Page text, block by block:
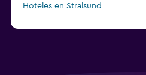
Hoteles en Stralsund